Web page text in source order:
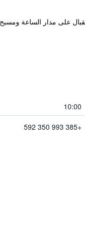
على مدار الساعة
10:00
+385 993 350 592